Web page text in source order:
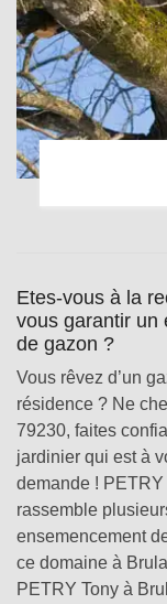
Etes-vous à la
vous garantir un
de gazon ?
Vous rêvez d’un
résidence ? Ne
79230, faites
jardinier qui est à
demande !
rassemble
ensemencement
ce domaine à
PETRY Tony à